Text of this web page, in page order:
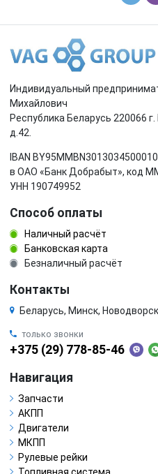
Индивидуальный
Михайлович
Республика Беларусь 220066
д.42.
IBAN
в ОАО «Банк Добрабыт», код
УНН 190749952
Способ оплаты
Наличный расчёт
Банковская карта
Безналичный расчёт
Контакты
Беларусь, Минск,
только звонки
+375 (29) 778-85-46
Навигация
Запчасти
АКПП
Двигатели
МКПП
Рулевые рейки
Топливная система